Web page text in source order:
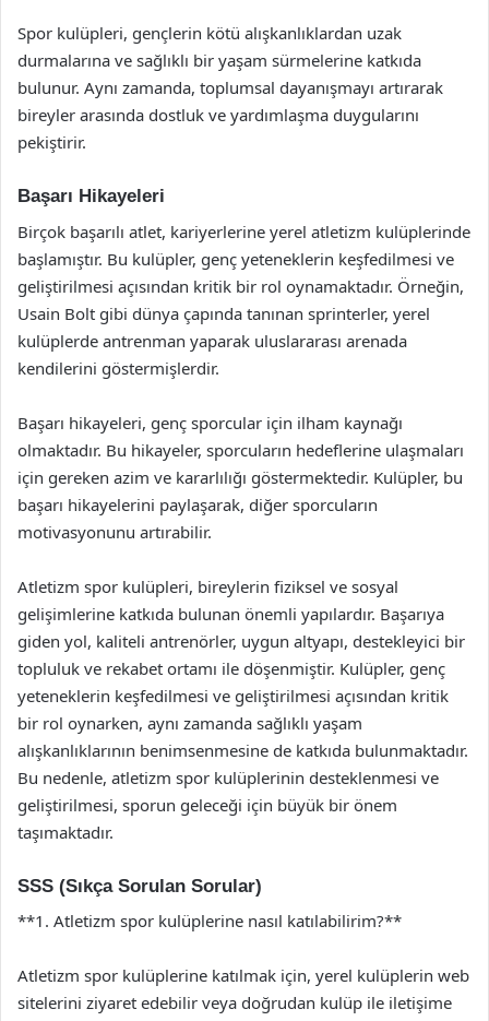
Spor kulüpleri, gençlerin kötü alışkanlıklardan uzak
durmalarına ve sağlıklı bir yaşam sürmelerine katkıda
bulunur. Aynı zamanda, toplumsal dayanışmayı artırarak
bireyler arasında dostluk ve yardımlaşma duygularını
pekiştirir.
Başarı Hikayeleri
Birçok başarılı atlet, kariyerlerine yerel atletizm kulüplerinde
başlamıştır. Bu kulüpler, genç yeteneklerin keşfedilmesi ve
geliştirilmesi açısından kritik bir rol oynamaktadır. Örneğin,
Usain Bolt gibi dünya çapında tanınan sprinterler, yerel
kulüplerde antrenman yaparak uluslararası arenada
kendilerini göstermişlerdir.
Başarı hikayeleri, genç sporcular için ilham kaynağı
olmaktadır. Bu hikayeler, sporcuların hedeflerine ulaşmaları
için gereken azim ve kararlılığı göstermektedir. Kulüpler, bu
başarı hikayelerini paylaşarak, diğer sporcuların
motivasyonunu artırabilir.
Atletizm spor kulüpleri, bireylerin fiziksel ve sosyal
gelişimlerine katkıda bulunan önemli yapılardır. Başarıya
giden yol, kaliteli antrenörler, uygun altyapı, destekleyici bir
topluluk ve rekabet ortamı ile döşenmiştir. Kulüpler, genç
yeteneklerin keşfedilmesi ve geliştirilmesi açısından kritik
bir rol oynarken, aynı zamanda sağlıklı yaşam
alışkanlıklarının benimsenmesine de katkıda bulunmaktadır.
Bu nedenle, atletizm spor kulüplerinin desteklenmesi ve
geliştirilmesi, sporun geleceği için büyük bir önem
taşımaktadır.
SSS (Sıkça Sorulan Sorular)
**1. Atletizm spor kulüplerine nasıl katılabilirim?**
Atletizm spor kulüplerine katılmak için, yerel kulüplerin web
sitelerini ziyaret edebilir veya doğrudan kulüp ile iletişime